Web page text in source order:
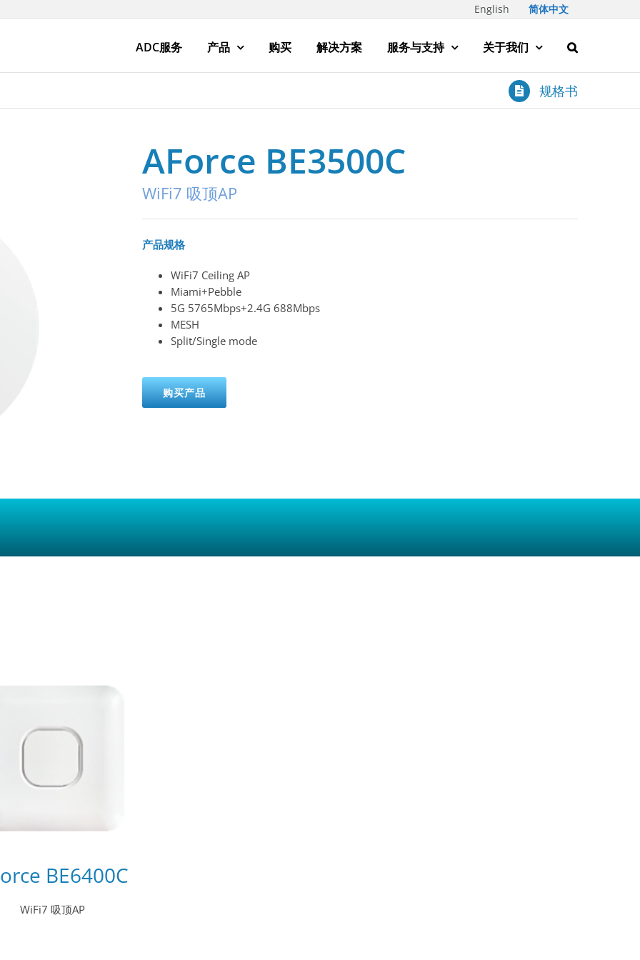
English 简体中文
ADC服务 产品 购买 解决方案 服务与支持 关于我们
规格书
AForce BE3500C
WiFi7 吸顶AP
产品规格
WiFi7 Ceiling AP
Miami+Pebble
5G 5765Mbps+2.4G 688Mbps
MESH
Split/Single mode
购买产品
BE6400C
WiFi7 吸顶AP